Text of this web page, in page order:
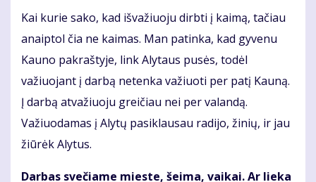
Kai kurie sako, kad išvažiuoju dirbti į kaimą, tačiau
anaiptol čia ne kaimas. Man patinka, kad gyvenu
Kauno pakraštyje, link Alytaus pusės, todėl
važiuojant į darbą netenka važiuoti per patį Kauną.
Į darbą atvažiuoju greičiau nei per valandą.
Važiuodamas į Alytų pasiklausau radijo, žinių, ir jau
žiūrėk Alytus.
Darbas svečiame mieste, šeima, vaikai. Ar lieka